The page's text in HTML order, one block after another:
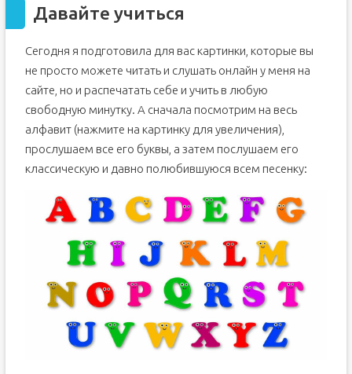
Давайте учиться
Сегодня я подготовила для вас картинки, которые вы
не просто можете читать и слушать онлайн у меня на
сайте, но и распечатать себе и учить в любую
свободную минутку. А сначала посмотрим на весь
алфавит (нажмите на картинку для увеличения),
прослушаем все его буквы, а затем послушаем его
классическую и давно полюбившуюся всем песенку: